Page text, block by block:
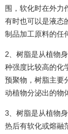
围，软化时在外力
有时也可以是液态
制品加工原料的任
2、树脂是从植物
种强度比较高的化
预聚物，树脂主要
动植物分泌出的物
3、树脂是从植物
热后有软化或熔融